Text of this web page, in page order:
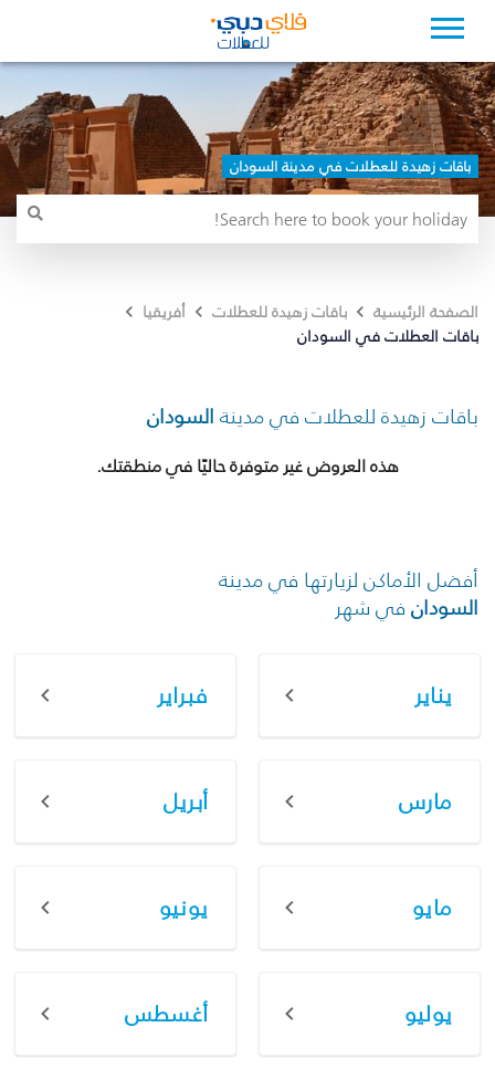
باقات زهيدة للعطلات في مدينة السودان
الصفحة الرئيسية باقات زهيدة للعطلات
أفريقيا
باقات العطلات في السودان
باقات زهيدة للعطلات في مدينة السودان
هذه العروض غير متوفرة حاليًا في منطقتك.
أفضل الأماكن لزيارتها في مدينة
السودان في شهر
يناير فبراير
مارس أبريل
مايو يونيو
يوليو أغسطس